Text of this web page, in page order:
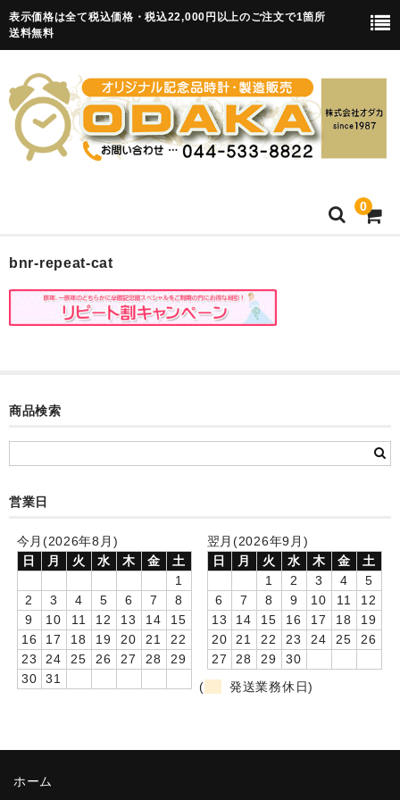
表示価格は全て税込価格・税込22,000円以上のご注文で1箇所
送料無料
0
HOME
卒園記念品
カード付フォトフレームクロック(集合)
目覚まし時計(個別)
お絵かきギャラリープラス(絵＋個別)
メロディ時計(個別)
知育時計
お絵かきギャラリー
自作オリジナル時計
bnr-repeat-cat
商品検索
営業日
今月(2026年8月)
日
月 火 水 木 金
土
1
2
3 4 5 6 7
8
9
10 11 12 13 14
15
16
17 18 19 20 21
22
23
24 25 26 27 28
29
30
31
翌月(2026年9月)
日
月 火 水 木 金
土
1
2 3 4
5
6
7 8 9 10 11
12
13
14 15 16 17 18
19
20
21 22 23 24 25
26
27
28 29
30
(
発送業務休日)
ホーム